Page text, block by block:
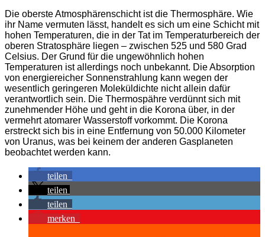
Die oberste Atmosphärenschicht ist die Thermosphäre. Wie
ihr Name vermuten lässt, handelt es sich um eine Schicht mit
hohen Temperaturen, die in der Tat im Temperaturbereich der
oberen Stratosphäre liegen – zwischen 525 und 580 Grad
Celsius. Der Grund für die ungewöhnlich hohen
Temperaturen ist allerdings noch unbekannt. Die Absorption
von energiereicher Sonnenstrahlung kann wegen der
wesentlich geringeren Moleküldichte nicht allein dafür
verantwortlich sein. Die Thermospähre verdünnt sich mit
zunehmender Höhe und geht in die Korona über, in der
vermehrt atomarer Wasserstoff vorkommt. Die Korona
erstreckt sich bis in eine Entfernung von 50.000 Kilometer
von Uranus, was bei keinem der anderen Gasplaneten
beobachtet werden kann.
teilen
teilen
teilen
merken